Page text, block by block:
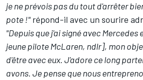
je ne prévois pas du tout d'arrêter
pote !"répond-il avec un sourire
"Depuis que j'ai signé avec Mercedes
jeune pilote McLaren, ndlr], mon
d'être avec eux. J'adore ce long
avons. Je pense que nous